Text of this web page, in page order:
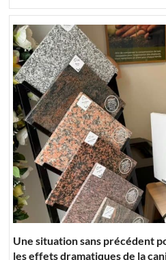
Une situation sans précédent
les effets dramatiques de la